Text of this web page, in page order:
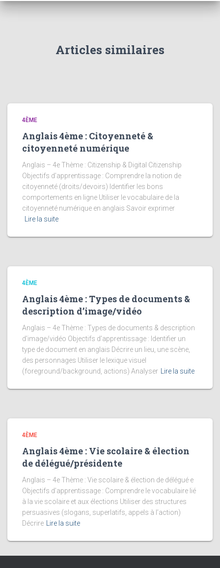
Articles similaires
4ÈME
Anglais 4ème : Citoyenneté &
citoyenneté numérique
Anglais – 4e Thème : Citizenship & Digital Citizenship
Objectifs d’apprentissage : Comprendre la notion de
citoyenneté (droits/devoirs) Identifier les bons
comportements en ligne Utiliser le vocabulaire de la
citoyenneté numérique en anglais Savoir exprimer
Lire la suite
4ÈME
Anglais 4ème : Types de documents &
description d’image/vidéo
Anglais – 4e Thème : Types de documents & description
d’image/vidéo Objectifs d’apprentissage : Identifier un
type de document en anglais Décrire un lieu, une scène,
des personnages Utiliser le lexique visuel
(foreground/background, actions) Analyser Lire la suite
4ÈME
Anglais 4ème : Vie scolaire & élection
de délégué/présidente
Anglais – 4e Thème : Vie scolaire & élection de délégué·e
Objectifs d’apprentissage : Comprendre le vocabulaire lié
à la vie scolaire et aux élections Utiliser des structures
persuasives (slogans, superlatifs, appels à l’action)
Décrire Lire la suite